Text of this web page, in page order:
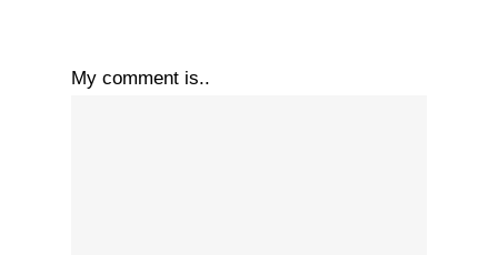
My comment is..